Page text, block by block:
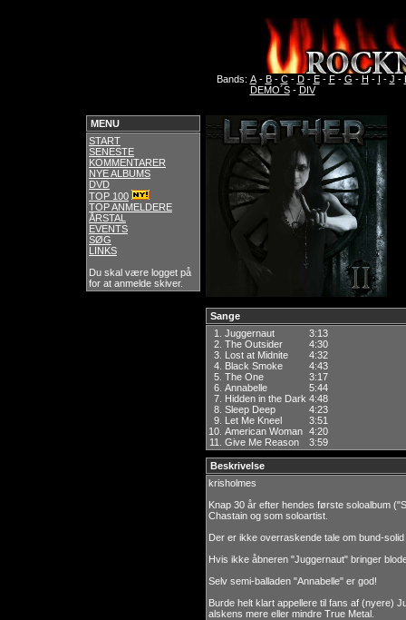
Bands: A- B- C- D- E- F- G - H - I - J -
DEMO´S- DIV
MENU
START
SENESTE
KOMMENTARER
NYE ALBUMS
DVD
TOP 100
TOP ANMELDERE
ÅRSTAL
EVENTS
SØG
LINKS
Du skal være logget på
for at anmelde skiver.
Sange
1. Juggernaut
3:13
2. The Outsider
4:30
3. Lost at Midnite
4:32
4. Black Smoke
4:43
5. The One
3:17
6. Annabelle
5:44
7. Hidden in the Dark 4:48
8. Sleep Deep
4:23
9. Let Me Kneel
3:51
10. American Woman 4:20
11. Give Me Reason 3:59
Beskrivelse
krisholmes
Knap 30 år efter hendes første soloalbum
Chastain og som soloartist.
Der er ikke overraskende tale om bund-
Hvis ikke åbneren "Juggernaut" bringer
Selv semi-balladen "Annabelle" er god!
Burde helt klart appellere til fans af (nyere)
alskens mere eller mindre True Metal.